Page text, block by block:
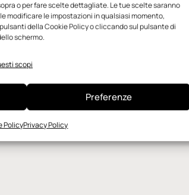
o per fare scelte dettagliate. Le tue scelte saranno
modificare le impostazioni in qualsiasi momento,
della Cookie Policy o cliccando sul pulsante di
schermo.
scopi
Preferenze
PolicyPrivacy Policy